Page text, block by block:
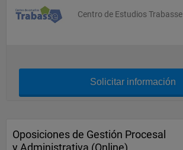
Centro de Estudios Trabasse
Solicitar información
Oposiciones de Gestión Procesal
y Administrativa (Online)